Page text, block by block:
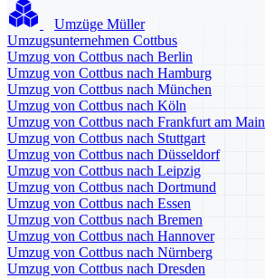
Umzüge Müller
Umzugsunternehmen Cottbus
Umzug von Cottbus nach Berlin
Umzug von Cottbus nach Hamburg
Umzug von Cottbus nach München
Umzug von Cottbus nach Köln
Umzug von Cottbus nach Frankfurt am Main
Umzug von Cottbus nach Stuttgart
Umzug von Cottbus nach Düsseldorf
Umzug von Cottbus nach Leipzig
Umzug von Cottbus nach Dortmund
Umzug von Cottbus nach Essen
Umzug von Cottbus nach Bremen
Umzug von Cottbus nach Hannover
Umzug von Cottbus nach Nürnberg
Umzug von Cottbus nach Dresden